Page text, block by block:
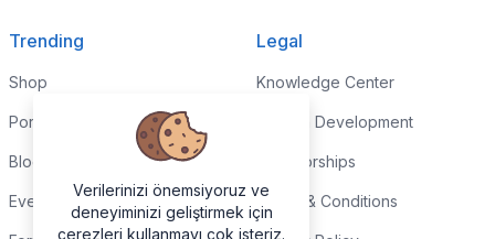
Trending
Shop
Portfolio
Blog
Events
Legal
Knowledge Center
Custom Development
Sponsorships
Terms & Conditions
Verilerinizi önemsiyoruz ve
deneyiminizi geliştirmek için
çerezleri kullanmayı çok isteriz.